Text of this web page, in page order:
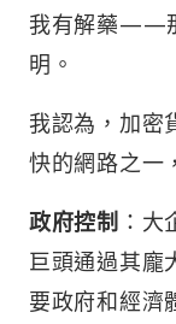
我有解藥——
明。
我認為，加密
快的網路之一
政府控制 ：
巨頭通過其龐
要政府和經濟